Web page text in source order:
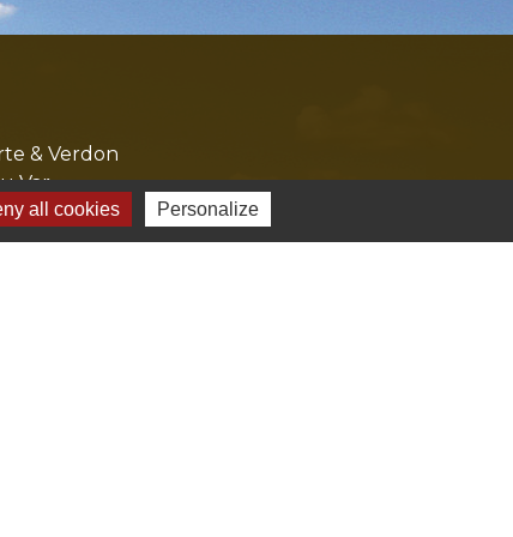
& Verdon
Var
de l'accès aux massifs forestiers
Var
all cookies Personalize